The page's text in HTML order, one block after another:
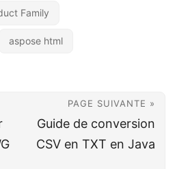
Family
aspose html
PAGE SUIVANTE »
Guide de conversion
CSV en TXT en Java